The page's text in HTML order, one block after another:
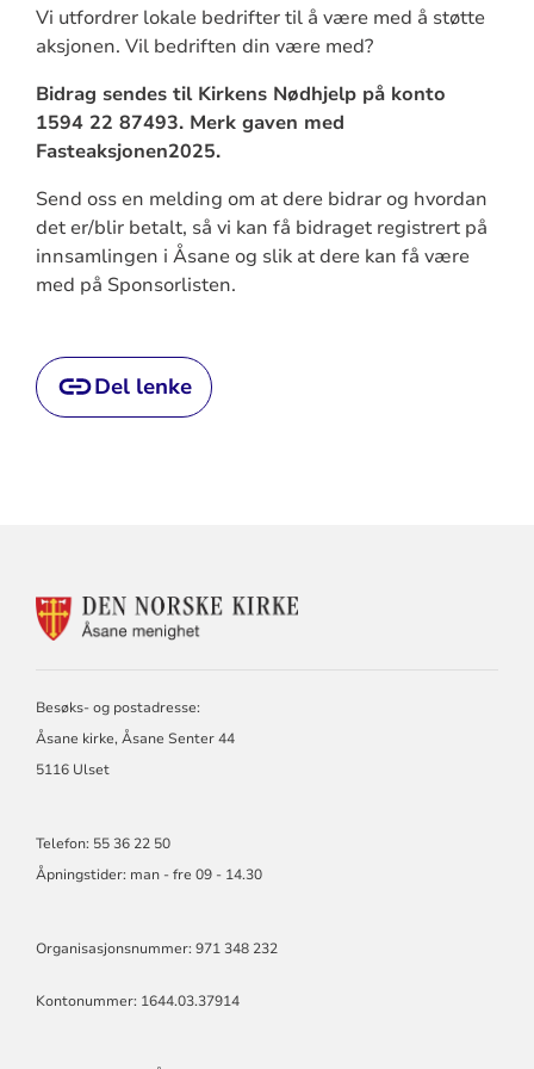
Vi utfordrer lokale bedrifter til å være med å støtte
aksjonen. Vil bedriften din være med?
Bidrag sendes til Kirkens Nødhjelp på konto
1594 22 87493. Merk gaven med
Fasteaksjonen2025.
Send oss en melding om at dere bidrar og hvordan
det er/blir betalt, så vi kan få bidraget registrert på
innsamlingen i Åsane og slik at dere kan få være
med på Sponsorlisten.
Del lenke
KONTAKTINFORMASJON
Besøks- og postadresse:
Åsane kirke, Åsane Senter 44
5116 Ulset
Telefon: 55 36 22 50
Åpningstider: man - fre 09 - 14.30
Organisasjonsnummer: 971 348 232
Kontonummer: 1644.03.37914